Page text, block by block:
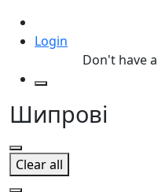
Login
Don't have
Шипрові
Clear all